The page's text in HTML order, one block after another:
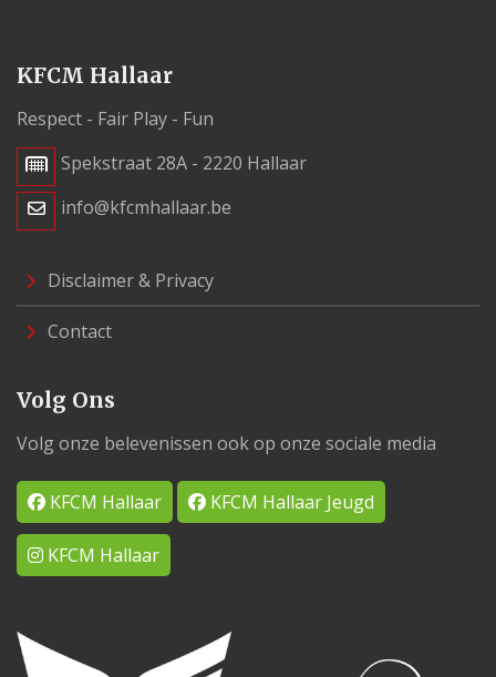
KFCM Hallaar
Respect - Fair Play - Fun
Spekstraat 28A - 2220 Hallaar
info@kfcmhallaar.be
Disclaimer & Privacy
Contact
Volg Ons
Volg onze belevenissen ook op onze sociale media
KFCM Hallaar KFCM Hallaar Jeugd
KFCM Hallaar